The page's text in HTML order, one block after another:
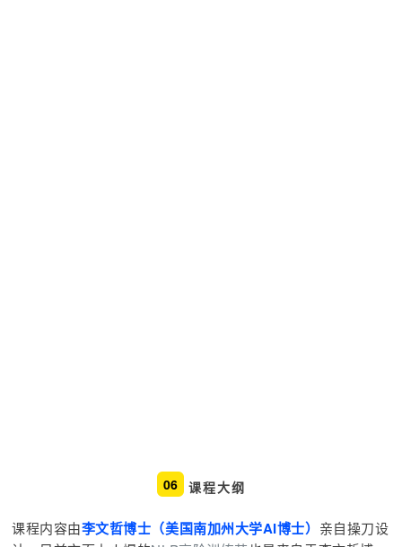
06 课程大纲
课程内容由李文哲博士（美国南加州大学AI博士） 亲自操刀设